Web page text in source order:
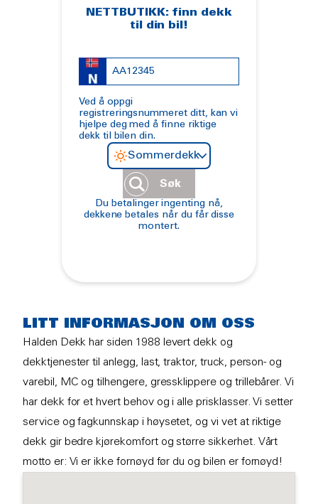
NETTBUTIKK: finn dekk
til din bil!
Ved å oppgi
registreringsnummeret ditt, kan vi
hjelpe deg med å finne riktige
dekk til bilen din.
Sommerdekk
Søk
Du betalinger ingenting nå,
dekkene betales når du får disse
montert.
LITT INFORMASJON OM OSS
Halden Dekk har siden 1988 levert dekk og
dekktjenester til anlegg, last, traktor, truck, person- og
varebil, MC og tilhengere, gressklippere og trillebårer. Vi
har dekk for et hvert behov og i alle prisklasser. Vi setter
service og fagkunnskap i høysetet, og vi vet at riktige
dekk gir bedre kjørekomfort og større sikkerhet. Vårt
motto er: Vi er ikke fornøyd før du og bilen er fornøyd!